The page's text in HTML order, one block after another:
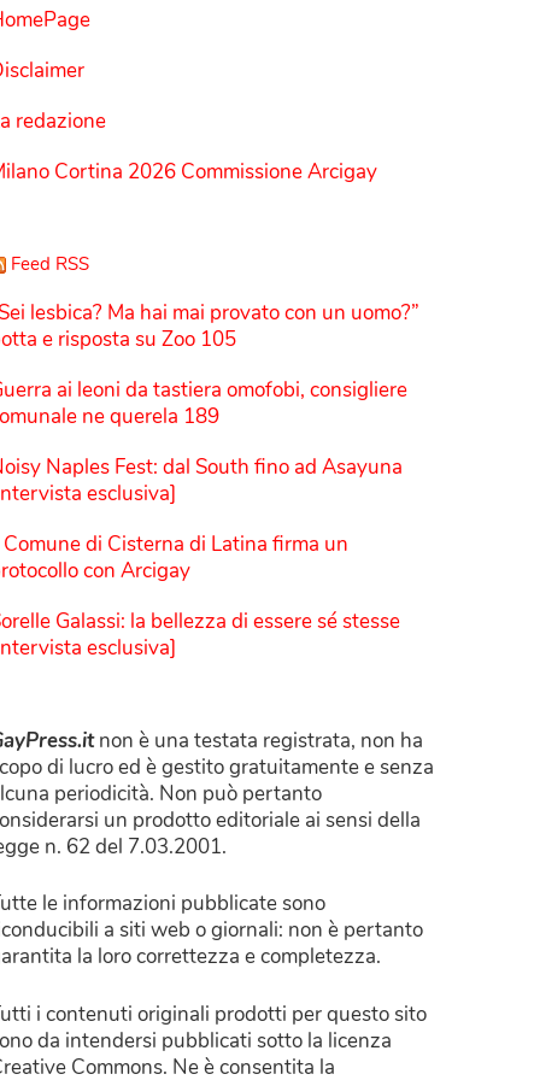
redazione
Cortina 2026 Commissione Arcigay
Feed RSS
lesbica? Ma hai mai provato con un uomo?”
e risposta su Zoo 105
ai leoni da tastiera omofobi, consigliere
ne querela 189
Naples Fest: dal South fino ad Asayuna
esclusiva]
Comune di Cisterna di Latina firma un
con Arcigay
Galassi: la bellezza di essere sé stesse
esclusiva]
non è una testata registrata, non ha
di lucro ed è gestito gratuitamente e senza
periodicità. Non può pertanto
un prodotto editoriale ai sensi della
n. 62 del 7.03.2001.
le informazioni pubblicate sono
a siti web o giornali: non è pertanto
la loro correttezza e completezza.
i contenuti originali prodotti per questo sito
da intendersi pubblicati sotto la licenza
Commons. Ne è consentita la